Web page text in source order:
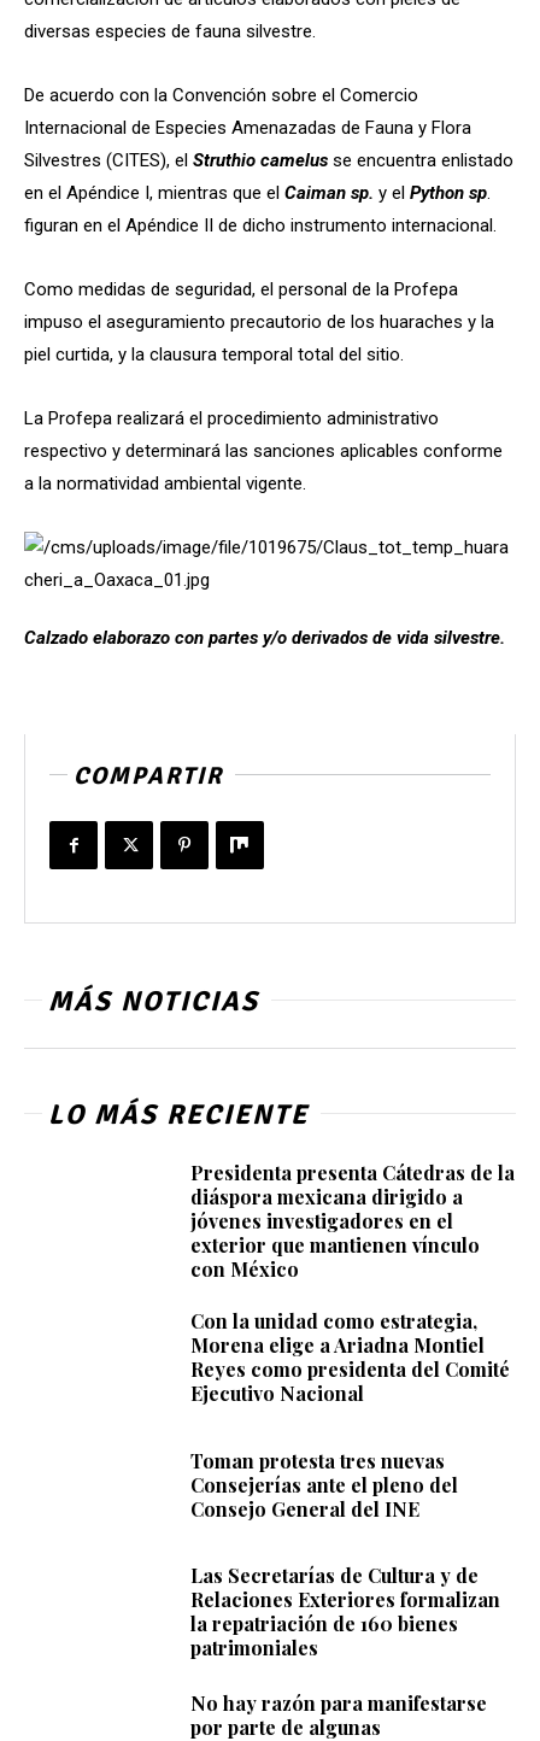
diversas especies de fauna silvestre.
De acuerdo con la Convención sobre el Comercio
Internacional de Especies Amenazadas de Fauna y Flora
Silvestres (CITES), el Struthio camelus se encuentra enlistado
en el Apéndice I, mientras que el Caiman sp. y el Python sp.
figuran en el Apéndice II de dicho instrumento internacional.
Como medidas de seguridad, el personal de la Profepa
impuso el aseguramiento precautorio de los huaraches y la
piel curtida, y la clausura temporal total del sitio.
La Profepa realizará el procedimiento administrativo
respectivo y determinará las sanciones aplicables conforme
a la normatividad ambiental vigente.
Calzado elaborazo con partes y/o derivados de vida silvestre.
COMPARTIR
MÁS NOTICIAS
LO MÁS RECIENTE
Presidenta presenta Cátedras de la
diáspora mexicana dirigido a
jóvenes investigadores en el
exterior que mantienen vínculo
con México
Con la unidad como estrategia,
Morena elige a Ariadna Montiel
Reyes como presidenta del Comité
Ejecutivo Nacional
Toman protesta tres nuevas
Consejerías ante el pleno del
Consejo General del INE
Las Secretarías de Cultura y de
Relaciones Exteriores formalizan
la repatriación de 160 bienes
patrimoniales
No hay razón para manifestarse
por parte de algunas